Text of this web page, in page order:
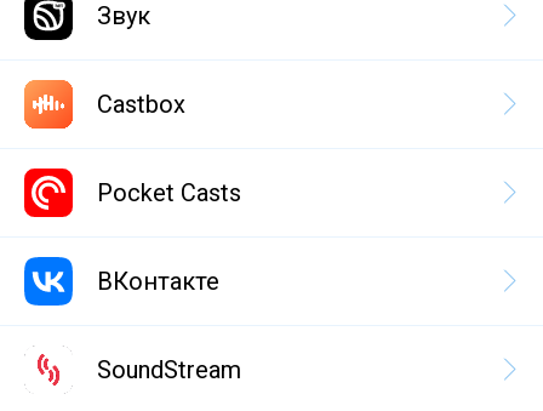
Звук
Castbox
Pocket Casts
ВКонтакте
SoundStream